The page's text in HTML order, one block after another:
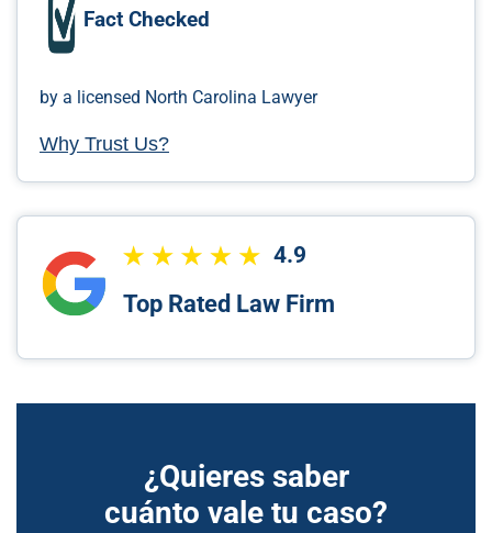
Fact Checked
by a licensed North Carolina Lawyer
Why Trust Us?
4.9
Top Rated Law Firm
¿Quieres saber
cuánto vale tu caso?